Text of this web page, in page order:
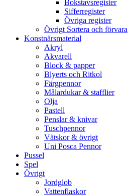
Bokstavsregister
Sifferregister
Övriga register
Övrigt Sortera och förvara
Konstnärsmaterial
Akryl
Akvarell
Block & papper
Blyerts och Ritkol
Färgpennor
Målardukar & stafflier
Olja
Pastell
Penslar & knivar
Tuschpennor
Vätskor & övrigt
Uni Posca Pennor
Pussel
Spel
Övrigt
Jordglob
Vattenflaskor